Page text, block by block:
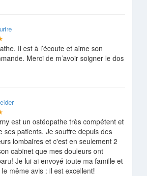
Il est à l’écoute et aime son
Merci de m’avoir soigner le dos
est un ostéopathe très compétent et
ses patients. Je souffre depuis des
lombaires et c'est en seulement 2
cabinet que mes douleurs ont
Je lui ai envoyé toute ma famille et
même avis : il est excellent!